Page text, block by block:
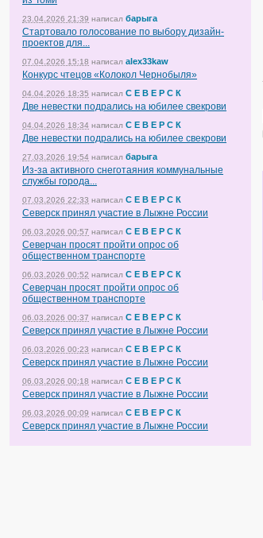
23.04.2026 21:39 написал барыга
Стартовало голосование по выбору дизайн-
проектов для...
07.04.2026 15:18 написал alex33kaw
Конкурс чтецов «Колокол Чернобыля»
04.04.2026 18:35 написал С Е В Е Р С К
Две невестки подрались на юбилее свекрови
04.04.2026 18:34 написал С Е В Е Р С К
Две невестки подрались на юбилее свекрови
27.03.2026 19:54 написал барыга
Из-за активного снеготаяния коммунальные
службы города...
07.03.2026 22:33 написал С Е В Е Р С К
Северск принял участие в Лыжне России
06.03.2026 00:57 написал С Е В Е Р С К
Северчан просят пройти опрос об
общественном транспорте
06.03.2026 00:52 написал С Е В Е Р С К
Северчан просят пройти опрос об
общественном транспорте
06.03.2026 00:37 написал С Е В Е Р С К
Северск принял участие в Лыжне России
06.03.2026 00:23 написал С Е В Е Р С К
Северск принял участие в Лыжне России
06.03.2026 00:18 написал С Е В Е Р С К
Северск принял участие в Лыжне России
06.03.2026 00:09 написал С Е В Е Р С К
Северск принял участие в Лыжне России